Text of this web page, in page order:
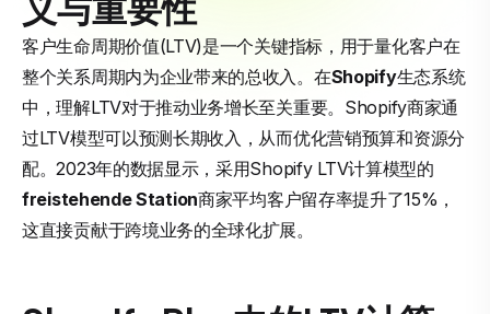
客户生命周期价值(LTV)是一个关键指标，用于量化客户在
整个关系周期内为企业带来的总收入。在Shopify生态系统
中，理解LTV对于推动业务增长至关重要。Shopify商家通
过LTV模型可以预测长期收入，从而优化营销预算和资源分
配。2023年的数据显示，采用Shopify LTV计算模型的
freistehende Station商家平均客户留存率提升了15%，
这直接贡献于跨境业务的全球化扩展。